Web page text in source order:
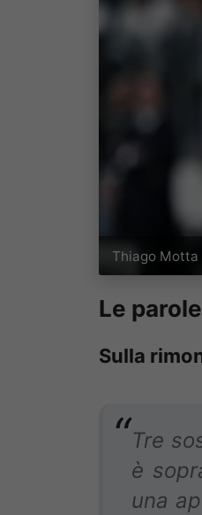
Thiago Motta
Le
Sulla
Tre
è
una